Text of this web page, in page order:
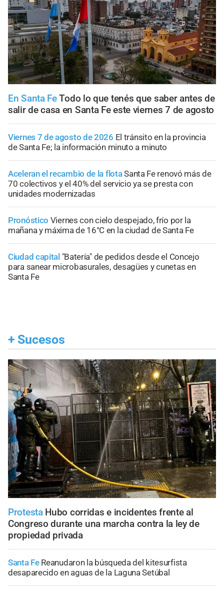
En Santa FeTodo lo que tenés que saber antes de
salir de casa en Santa Fe este viernes 7 de agosto
Viernes 7 de agosto de 2026 El tránsito en la provincia
de Santa Fe; la información minuto a minuto
Aceleran el recambio de la flotaSanta Fe renovó más de
70 colectivos y el 40% del servicio ya se presta con
unidades modernizadas
Pronóstico Viernes con cielo despejado, frío por la
mañana y máxima de 16°C en la ciudad de Santa Fe
Ciudad capital "Batería" de pedidos desde el Concejo
para sanear microbasurales, desagües y cunetas en
Santa Fe
+ Sucesos
Protesta Hubo corridas e incidentes frente al
Congreso durante una marcha contra la ley de
propiedad privada
Santa Fe Reanudaron la búsqueda del kitesurfista
desaparecido en aguas de la Laguna Setúbal